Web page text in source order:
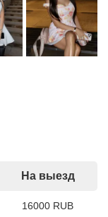
На выезд
16000 RUB